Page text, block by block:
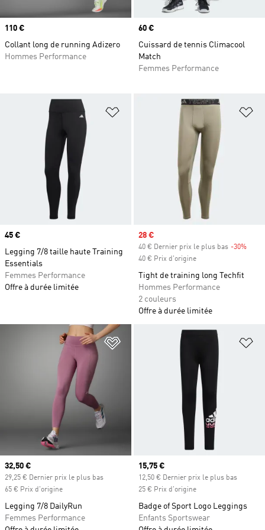
Prix
110 €
Collant long de running Adizero
Hommes Performance
Prix
60 €
Cuissard de tennis Climacool
Match
Femmes Performance
Ajouter à la Liste de produits
Prix
45 €
Legging 7/8 taille haute Training
Essentials
Femmes Performance
Offre à durée limitée
Prix soldé
28 €
40 € Dernier prix le plus bas -30%
40 € Prix d'origine
Tight de training long Techfit
Hommes Performance
2 couleurs
Offre à durée limitée
Ajouter à la Liste de produits
Prix actuel
32,50 €
29,25 € Dernier prix le plus bas
65 € Prix d'origine
Legging 7/8 DailyRun
Femmes Performance
Prix actuel
15,75 €
12,50 € Dernier prix le plus bas
25 € Prix d'origine
Badge of Sport Logo Leggings
Enfants Sportswear